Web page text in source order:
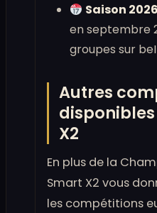
Saison
en septembre
groupes sur
Autres
X2
En plus de la
Smart X2 vous
les compétitions